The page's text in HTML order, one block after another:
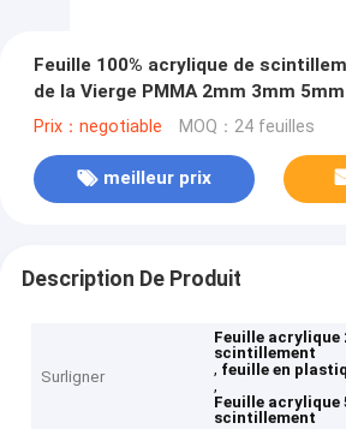
Feuille 100% acrylique de
de la Vierge PMMA 2mm 3mm 5mm
Prix：negotiable MOQ：24 feuilles
meilleur prix
Description De Produit
Surligner
Feuille acrylique
scintillement
, feuille en
,
Feuille acrylique
scintillement